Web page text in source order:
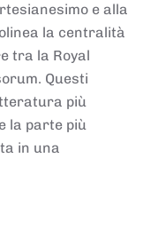
e alla
la centralità
tra la Royal
Questi
più
la parte più
in una